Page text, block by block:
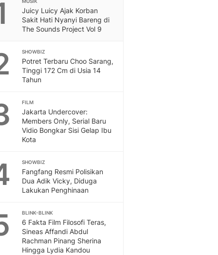
Juicy Luicy Ajak Korban
Sakit Hati Nyanyi Bareng di
The Sounds Project Vol 9
SHOWBIZ
Potret Terbaru Choo Sarang,
Tinggi 172 Cm di Usia 14
Tahun
FILM
Jakarta Undercover:
Members Only, Serial Baru
Vidio Bongkar Sisi Gelap Ibu
Kota
SHOWBIZ
Fangfang Resmi Polisikan
Dua Adik Vicky, Diduga
Lakukan Penghinaan
BLINK-BLINK
6 Fakta Film Filosofi Teras,
Sineas Affandi Abdul
Rachman Pinang Sherina
Hingga Lydia Kandou